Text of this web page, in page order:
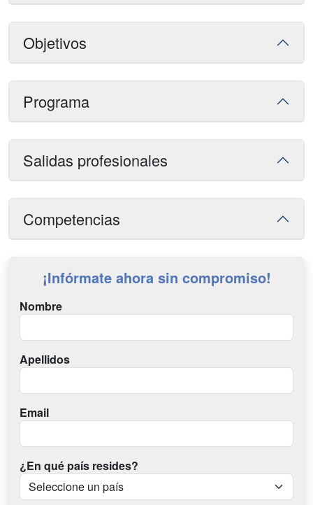
Objetivos
Programa
Salidas profesionales
Competencias
¡Infórmate ahora sin compromiso!
Nombre
Apellidos
Email
¿En qué país resides?